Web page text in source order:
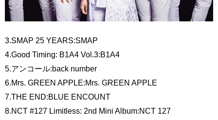
3.SMAP 25 YEARS:SMAP
4.Good Timing: B1A4 Vol.3:B1A4
5.アンコール:back number
6.Mrs. GREEN APPLE:Mrs. GREEN APPLE
7.THE END:BLUE ENCOUNT
8.NCT #127 Limitless: 2nd Mini Album:NCT 127